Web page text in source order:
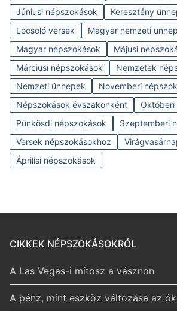
Júniusi népszokások
Keresztény
Locsoló versek
Magyar nemzeti
Magyar népszokások
Májusi
Márciusi népszokások
Nemzetek
Nemzeti ünnepek
Novemberi
Népszokások évszakonként
Októberi
Pünkösdi népszokások
Szeptemberi
Versek népszokásokhoz
Áprilisi népszokások
CIKKEK NÉPSZOKÁSOKRÓL
A Las Vegas-i mítosz a vásznon
A pénz, mint eszköz változása az